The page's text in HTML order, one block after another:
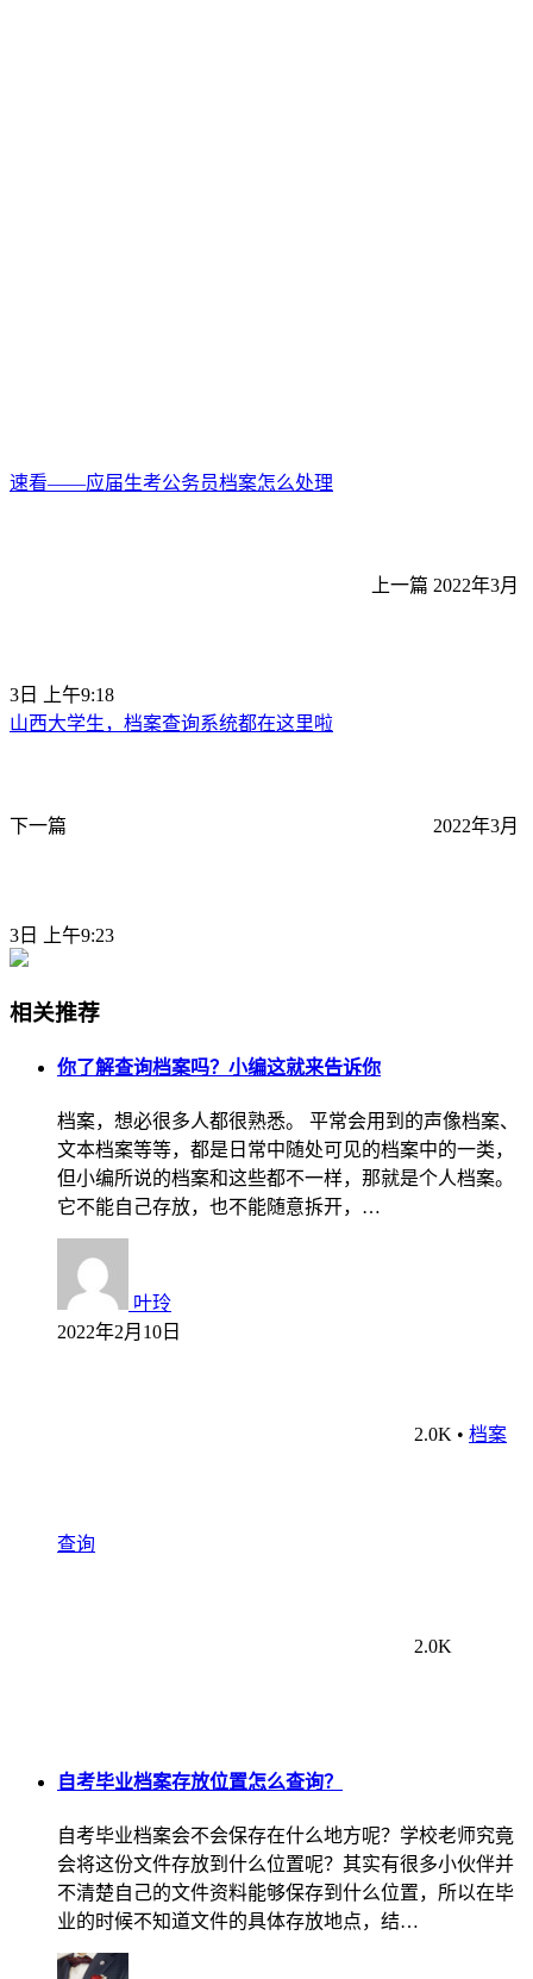
速看——应届生考公务员档案怎么处理
上一篇 2022年3月
3日 上午9:18
山西大学生，档案查询系统都在这里啦
下一篇 2022年3月
3日 上午9:23
相关推荐
你了解查询档案吗？小编这就来告诉你
档案，想必很多人都很熟悉。 平常会用到的声像档案、
文本档案等等，都是日常中随处可见的档案中的一类，
但小编所说的档案和这些都不一样，那就是个人档案。
它不能自己存放，也不能随意拆开，…
叶玲
2022年2月10日
2.0K • 档案
查询
2.0K
自考毕业档案存放位置怎么查询？
自考毕业档案会不会保存在什么地方呢？学校老师究竟
会将这份文件存放到什么位置呢？其实有很多小伙伴并
不清楚自己的文件资料能够保存到什么位置，所以在毕
业的时候不知道文件的具体存放地点，结…